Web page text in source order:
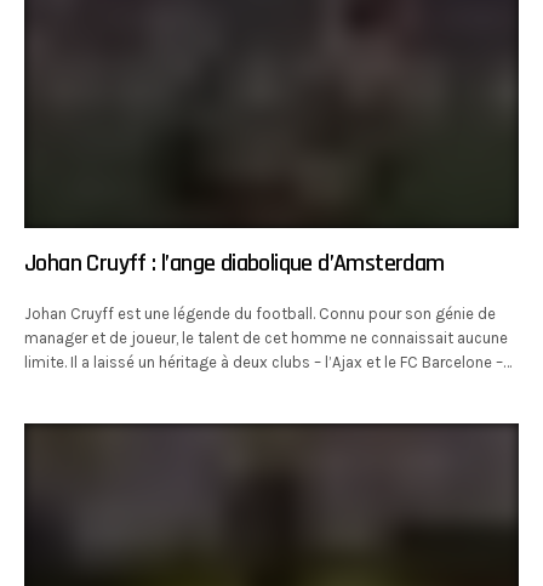
Johan Cruyff : l’ange diabolique d’Amsterdam
Johan Cruyff est une légende du football. Connu pour son génie de
manager et de joueur, le talent de cet homme ne connaissait aucune
limite. Il a laissé un héritage à deux clubs – l’Ajax et le FC Barcelone –…